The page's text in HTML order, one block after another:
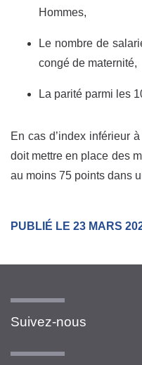
Hommes,
Le nombre de
congé de maternité,
La parité parmi les
En cas d’index inférieur
doit mettre en place des
au moins 75 points dans
PUBLIÉ LE 23 MARS
Suivez-nous